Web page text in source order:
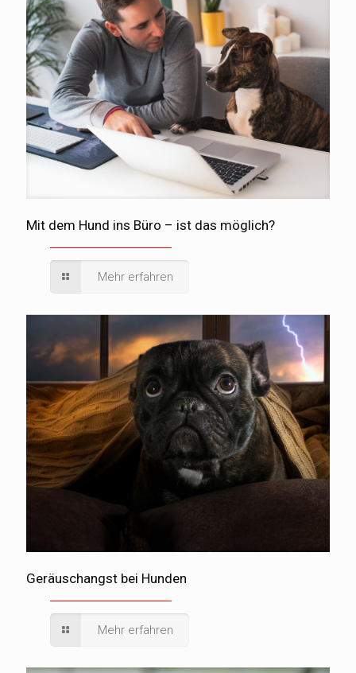
Mit dem Hund ins Büro – ist das möglich?
Mehr erfahren
Geräuschangst bei Hunden
Mehr erfahren